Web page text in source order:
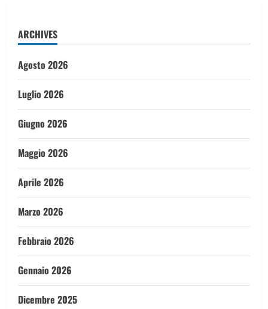
ARCHIVES
Agosto 2026
Luglio 2026
Giugno 2026
Maggio 2026
Aprile 2026
Marzo 2026
Febbraio 2026
Gennaio 2026
Dicembre 2025